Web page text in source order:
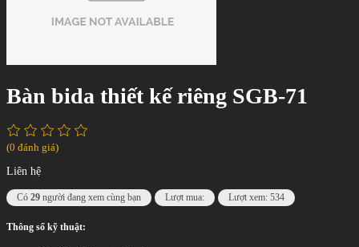
Bàn bida thiết kế riêng SGB-71
(0 đánh giá)
Liên hệ
Có 29 người đang xem cùng bạn Lượt mua: Lượt xem: 534
Thông số kỹ thuật: